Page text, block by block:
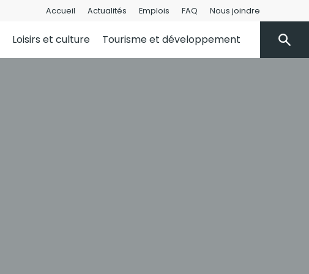
Accueil Actualités Emplois FAQ Nous joindre
Loisirs et culture Tourisme et développement